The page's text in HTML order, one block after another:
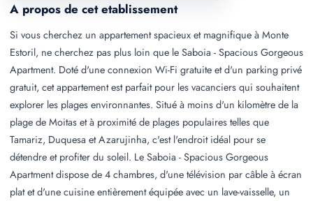
A propos de cet etablissement
Si vous cherchez un appartement spacieux et magnifique à Monte
Estoril, ne cherchez pas plus loin que le Saboia - Spacious Gorgeous
Apartment. Doté d'une connexion Wi-Fi gratuite et d'un parking privé
gratuit, cet appartement est parfait pour les vacanciers qui souhaitent
explorer les plages environnantes. Situé à moins d'un kilomètre de la
plage de Moitas et à proximité de plages populaires telles que
Tamariz, Duquesa et Azarujinha, c'est l'endroit idéal pour se
détendre et profiter du soleil. Le Saboia - Spacious Gorgeous
Apartment dispose de 4 chambres, d'une télévision par câble à écran
plat et d'une cuisine entièrement équipée avec un lave-vaisselle, un